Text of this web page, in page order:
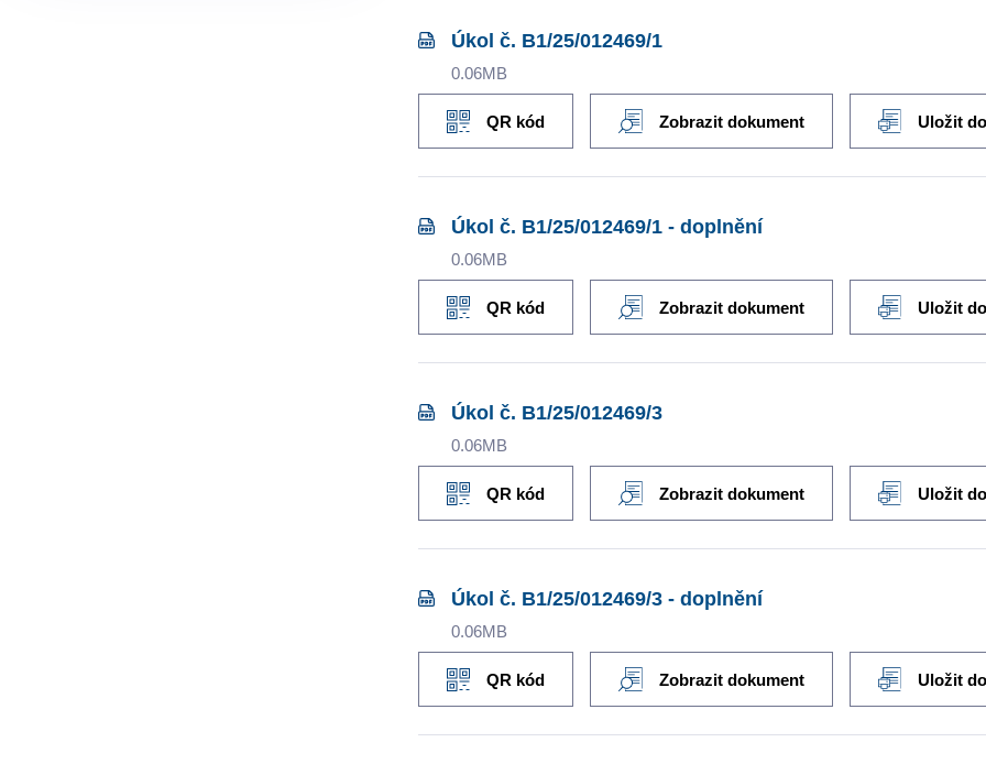
Úkol č. B1/25/012469/1
0.06MB
QR kód Zobrazit dokument Uložit
Úkol č. B1/25/012469/1 - doplnění
0.06MB
QR kód Zobrazit dokument Uložit
Úkol č. B1/25/012469/3
0.06MB
QR kód Zobrazit dokument Uložit
Úkol č. B1/25/012469/3 - doplnění
0.06MB
QR kód Zobrazit dokument Uložit